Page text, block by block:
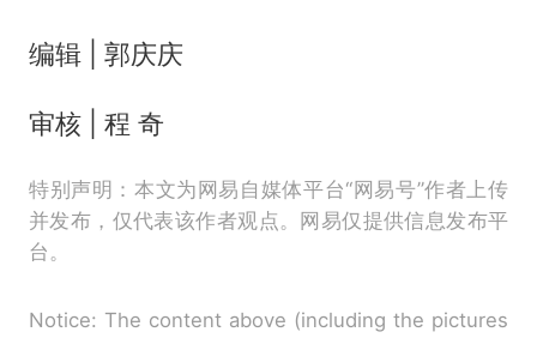
编辑 | 郭庆庆
审核 | 程 奇
特别声明：本文为网易自媒体平台“网易号”作者上传
并发布，仅代表该作者观点。网易仅提供信息发布平
台。
Notice: The content above (including the pictures